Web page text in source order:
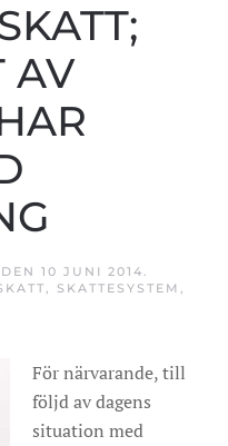
AV
DEN 10 JUNI 2014.
, SKATTESYSTEM ,
För närvarande, till
följd av dagens
situation med